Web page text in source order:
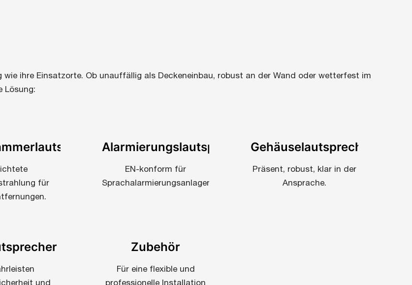
wie ihre Einsatzorte. Ob unauffällig als Deckeneinbau, robust an der Wand oder wetterfest im
Lösung:
für
Alarmierungslautsprecher
EN-konform für
Sprachalarmierungsanlagen.
Gehäuselautsprecher
Präsent, robust, klar in der
Ansprache.
und
Zubehör
Für eine flexible und
professionelle Installation